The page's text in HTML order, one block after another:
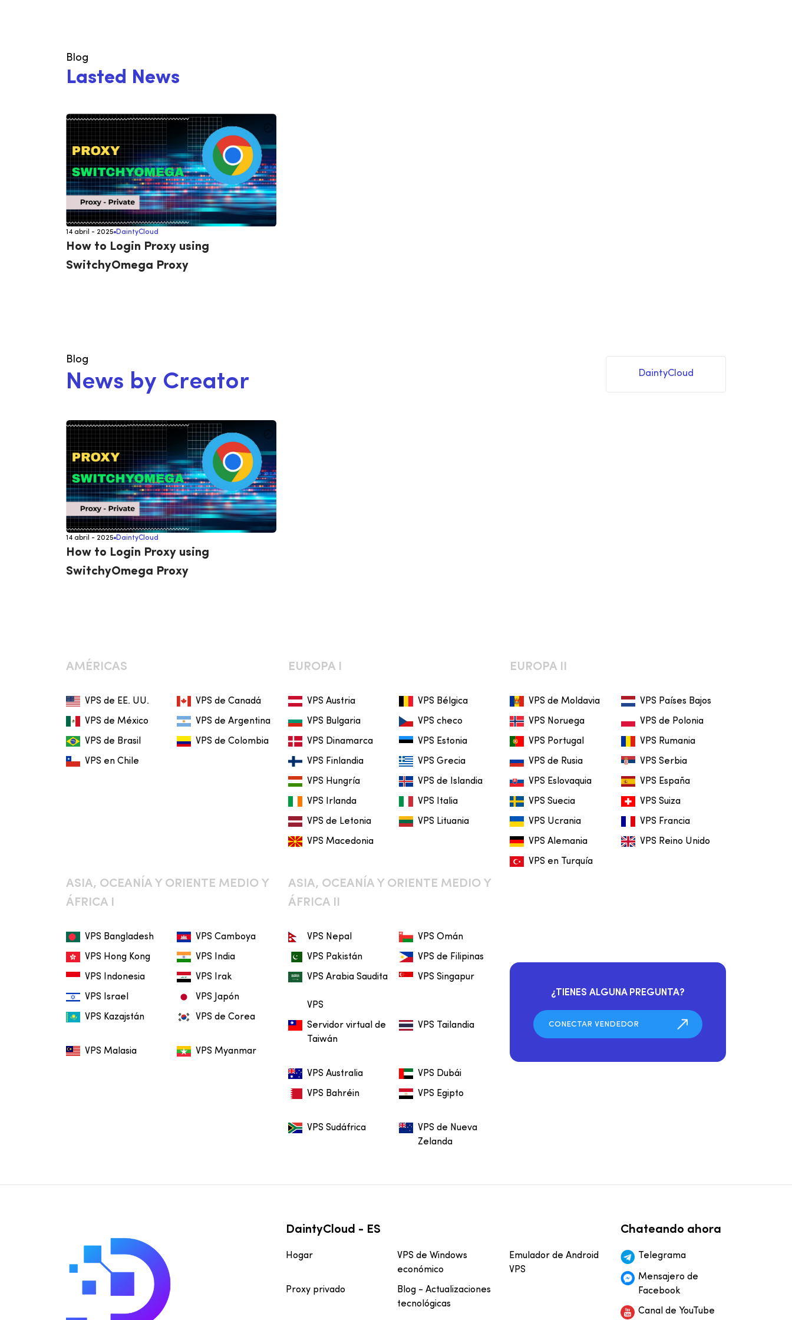
Blog
Lasted News
14 abril - 2025 DaintyCloud
How to Login Proxy using
SwitchyOmega Proxy
Blog
News by Creator DaintyCloud
14 abril - 2025 DaintyCloud
How to Login Proxy using
SwitchyOmega Proxy
AMÉRICAS
VPS de EE. UU. VPS de Canadá
VPS de México VPS de Argentina
VPS de Brasil VPS de Colombia
VPS en Chile
EUROPA I
VPS Austria VPS Bélgica
VPS Bulgaria VPS checo
VPS Dinamarca VPS Estonia
VPS Finlandia VPS Grecia
VPS Hungría VPS de Islandia
VPS Irlanda VPS Italia
VPS de Letonia VPS Lituania
VPS Macedonia
EUROPA II
VPS de Moldavia VPS Países Bajos
VPS Noruega VPS de Polonia
VPS Portugal VPS Rumania
VPS de Rusia VPS Serbia
VPS Eslovaquia VPS España
VPS Suecia VPS Suiza
VPS Ucrania VPS Francia
VPS Alemania VPS Reino Unido
VPS en Turquía
ASIA, OCEANÍA Y ORIENTE MEDIO Y
ÁFRICA I
VPS Bangladesh VPS Camboya
VPS Hong Kong VPS India
VPS Indonesia VPS Irak
VPS Israel VPS Japón
VPS Kazajstán VPS de Corea
VPS Malasia VPS Myanmar
ASIA, OCEANÍA Y ORIENTE MEDIO Y
ÁFRICA II
VPS Nepal VPS Omán
VPS Pakistán VPS de Filipinas
VPS Arabia Saudita
VPS
VPS Singapur
Servidor virtual de
Taiwán
VPS Tailandia
VPS Australia VPS Dubái
VPS Bahréin VPS Egipto
VPS Sudáfrica
VPS de Nueva
Zelanda
¿TIENES ALGUNA PREGUNTA?
DaintyCloud - ES
Hogar
VPS de Windows
económico
Emulador de Android
VPS
Proxy privado
Blog - Actualizaciones
tecnológicas
Chateando ahora
Telegrama
Mensajero de
Facebook
Canal de YouTube